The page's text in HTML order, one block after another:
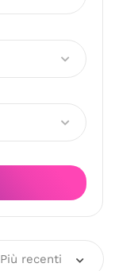
Più recenti